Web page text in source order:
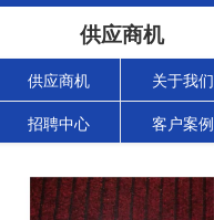
供应商机
供应商机 关于我们
招聘中心 客户案例